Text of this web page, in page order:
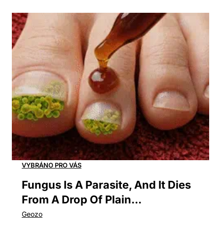
Fungus Is A Parasite, And It Dies
From A Drop Of Plain...